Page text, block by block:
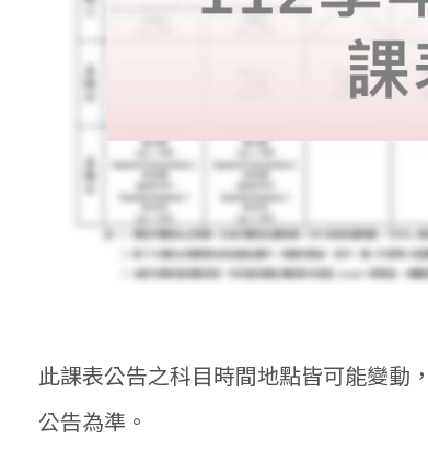
此課表公告之科目時間地點皆可能變動
公告為準。